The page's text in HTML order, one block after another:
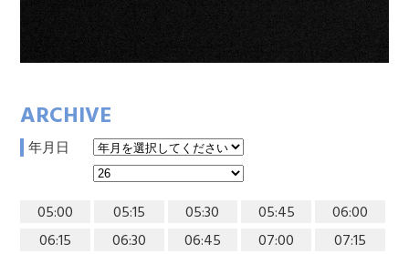
ARCHIVE
年月日
05:00 05:15 05:30 05:45
06:00
06:15
06:30 06:45 07:00
07:15